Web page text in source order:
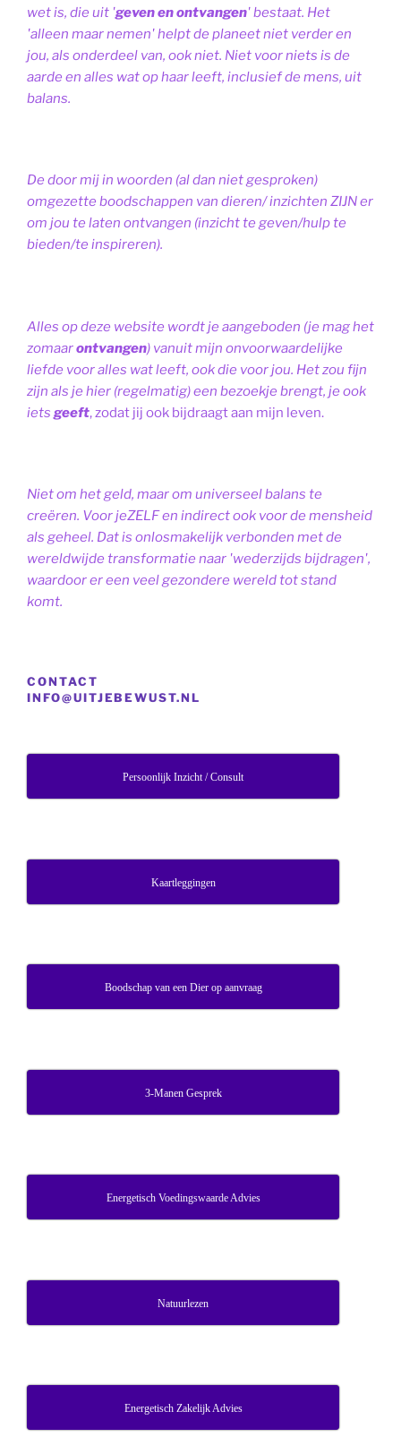
wet is, die uit 'geven en ontvangen' bestaat. Het
'alleen maar nemen' helpt de planeet niet verder en
jou, als onderdeel van, ook niet. Niet voor niets is de
aarde en alles wat op haar leeft, inclusief de mens, uit
balans.
De door mij in woorden (al dan niet gesproken)
omgezette boodschappen van dieren/ inzichten ZIJN er
om jou te laten ontvangen (inzicht te geven/hulp te
bieden/te inspireren).
Alles op deze website wordt je aangeboden (je mag het
zomaarontvangen) vanuit mijn onvoorwaardelijke
liefde voor alles wat leeft, ook die voor jou. Het zou fijn
zijn als je hier (regelmatig) een bezoekje brengt, je ook
iets geeft, zodat jij ook bijdraagt aan mijn leven.
Niet om het geld, maar om universeel balans te
creëren. Voor jeZELF en indirect ook voor de mensheid
als geheel. Dat is onlosmakelijk verbonden met de
wereldwijde transformatie naar 'wederzijds bijdragen',
waardoor er een veel gezondere wereld tot stand
komt.
CONTACT
INFO@UITJEBEWUST.NL
Persoonlijk Inzicht / Consult
Kaartleggingen
Boodschap van een Dier op aanvraag
3-Manen Gesprek
Energetisch Voedingswaarde Advies
Natuurlezen
Energetisch Zakelijk Advies